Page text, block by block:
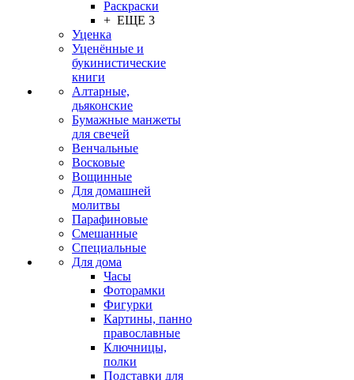
Раскраски
+ ЕЩЕ 3
Уценка
Уценённые и
букинистические
книги
Алтарные,
дьяконские
Бумажные манжеты
для свечей
Венчальные
Восковые
Вощинные
Для домашней
молитвы
Парафиновые
Смешанные
Специальные
Для дома
Часы
Фоторамки
Фигурки
Картины, панно
православные
Ключницы,
полки
Подставки для